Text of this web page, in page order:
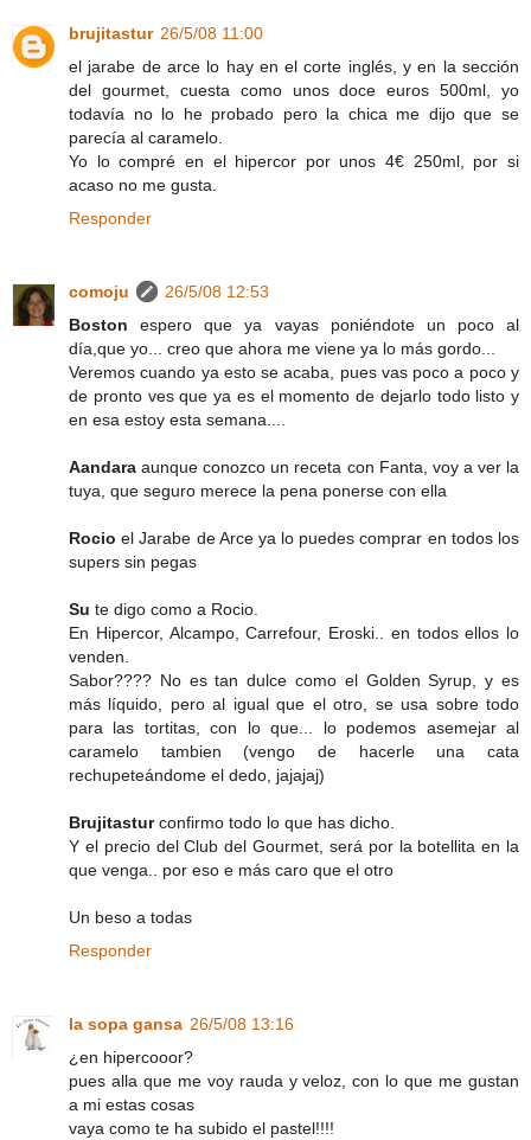
brujitastur 26/5/08 11:00
el jarabe de arce lo hay en el corte inglés, y en la sección
del gourmet, cuesta como unos doce euros 500ml, yo
todavía no lo he probado pero la chica me dijo que se
parecía al caramelo.
Yo lo compré en el hipercor por unos 4€ 250ml, por si
acaso no me gusta.
Responder
comoju
26/5/08 12:53
Boston espero que ya vayas poniéndote un poco al
día,que yo... creo que ahora me viene ya lo más gordo...
Veremos cuando ya esto se acaba, pues vas poco a poco y
de pronto ves que ya es el momento de dejarlo todo listo y
en esa estoy esta semana....
Aandara aunque conozco un receta con Fanta, voy a ver la
tuya, que seguro merece la pena ponerse con ella
Rocio el Jarabe de Arce ya lo puedes comprar en todos los
supers sin pegas
Su te digo como a Rocio.
En Hipercor, Alcampo, Carrefour, Eroski.. en todos ellos lo
venden.
Sabor???? No es tan dulce como el Golden Syrup, y es
más líquido, pero al igual que el otro, se usa sobre todo
para las tortitas, con lo que... lo podemos asemejar al
caramelo tambien (vengo de hacerle una cata
rechupeteándome el dedo, jajajaj)
Brujitasturconfirmo todo lo que has dicho.
Y el precio del Club del Gourmet, será por la botellita en la
que venga.. por eso e más caro que el otro
Un beso a todas
Responder
la sopa gansa 26/5/08 13:16
¿en hipercooor?
pues alla que me voy rauda y veloz, con lo que me gustan
a mi estas cosas
vaya como te ha subido el pastel!!!!